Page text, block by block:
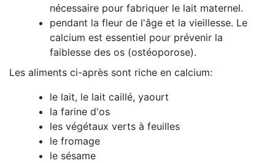
nécessaire pour fabriquer le lait maternel.
pendant la fleur de l'âge et la vieillesse. Le
calcium est essentiel pour prévenir la
faiblesse des os (ostéoporose).
Les aliments ci-après sont riche en calcium:
le lait, le lait caillé, yaourt
la farine d'os
les végétaux verts à feuilles
le fromage
le sésame